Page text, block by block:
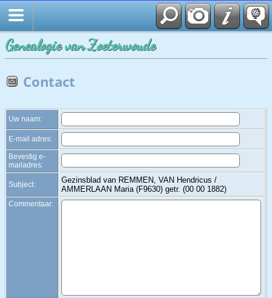
Genealogie van Zoeterwoude
Contact
Uw naam:
E-mail adres:
Bevestig e-
mailadres:
Subject:
Gezinsblad van REMMEN, VAN Hendricus /
AMMERLAAN Maria (F9630) getr. (00 00 1882)
Commentaar: